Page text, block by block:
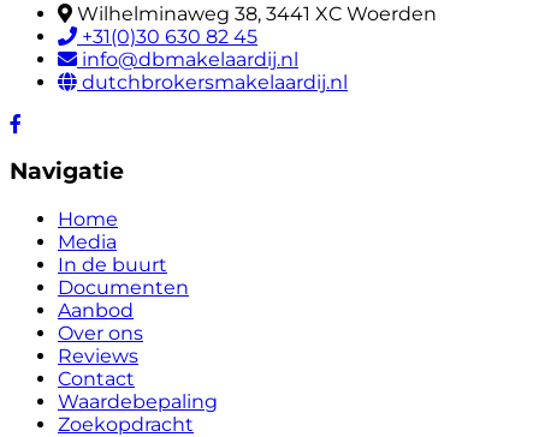
Wilhelminaweg 38, 3441 XC Woerden
+31(0)30 630 82 45
info@dbmakelaardij.nl
dutchbrokersmakelaardij.nl
Navigatie
Home
Media
In de buurt
Documenten
Aanbod
Over ons
Reviews
Contact
Waardebepaling
Zoekopdracht